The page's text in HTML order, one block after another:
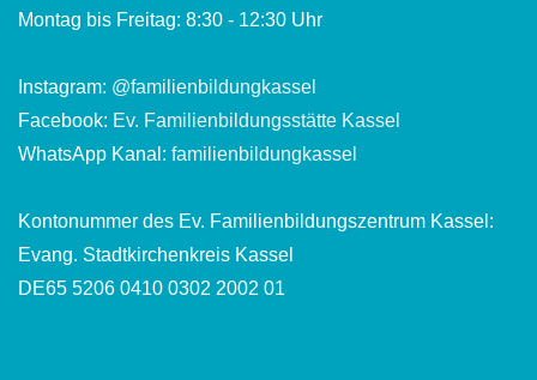
Montag bis Freitag: 8:30 - 12:30 Uhr
Instagram: @familienbildungkassel
Facebook: Ev. Familienbildungsstätte Kassel
WhatsApp Kanal: familienbildungkassel
Kontonummer des Ev. Familienbildungszentrum Kassel:
Evang. Stadtkirchenkreis Kassel
DE65 5206 0410 0302 2002 01